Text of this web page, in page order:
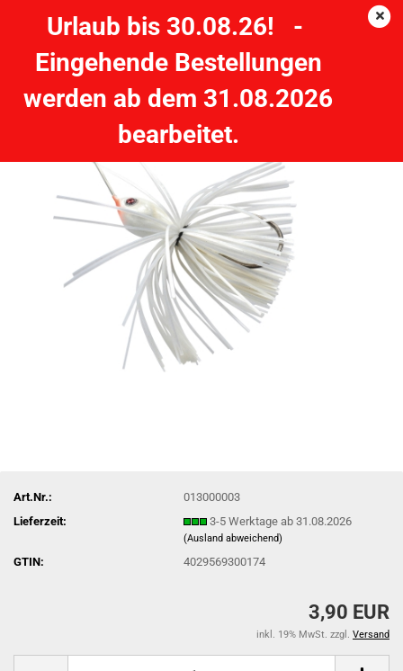
Urlaub bis 30.08.26! -
Eingehende Bestellungen
werden ab dem 31.08.2026
bearbeitet.
QUANTUM Spinner Bait 8g - 7,5 cm Snow Spinnerbait
Art.Nr.:
013000003
Lieferzeit:
3-5 Werktage ab 31.08.2026
(Ausland abweichend)
GTIN: 4029569300174
3,90 EUR
inkl. 19% MwSt. zzgl. Versand